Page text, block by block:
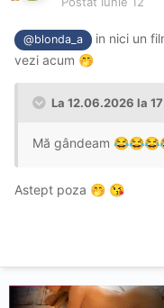
@blonda_a
in nici un
vezi acum 🤭
La 12.06.2026 la
Mă gândeam 😂😂😂
Astept poza 🤭 😘